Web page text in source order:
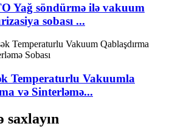
Yağ söndürmə ilə vakuum
sobası ...
Temperaturlu Vakuumla
və Sinterləmə...
saxlayın